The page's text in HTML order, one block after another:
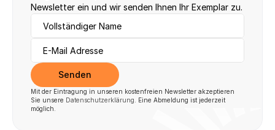
Newsletter ein und wir senden Ihnen Ihr Exemplar zu.
Senden
Mit der Eintragung in unseren kostenfreien Newsletter akzeptieren
Sie unsere Datenschutzerklärung . Eine Abmeldung ist jederzeit
möglich.